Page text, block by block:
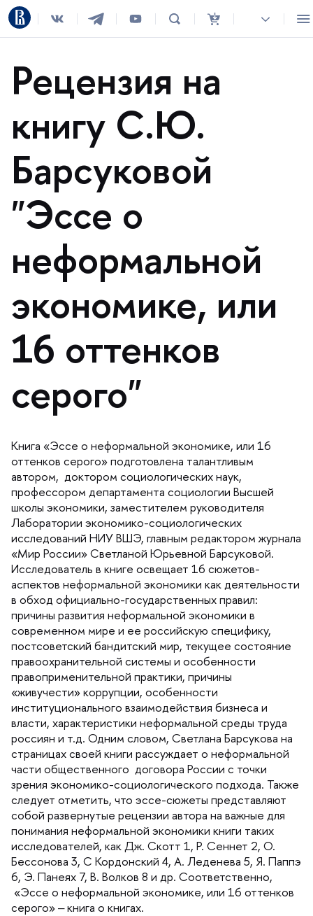
Рецензия на
книгу С.Ю.
Барсуковой
"Эссе о
неформальной
экономике, или
16 оттенко
серого"
Книга «Эссе о неформальной экономике, или 16
оттенков серого» подготовлена талантливым
автором, доктором социологических наук,
профессором департамента социологии Высшей
школы экономики, заместителем руководителя
Лаборатории экономико-социологических
исследований НИУ ВШЭ, главным редактором журнала
«Мир России» Светланой Юрьевной Барсуковой.
Исследователь в книге освещает 16 сюжетов-
аспектов неформальной экономики как деятельности
обход официально-государственных правил:
причины развития неформальной экономики
современном мире и ее российскую специфику,
постсоветский бандитский мир, текущее состояние
правоохранительной системы и особенности
правоприменительной практики, причины
«живучести» коррупции, особенности
институционального взаимодействия бизнеса и
ласти, характеристики неформальной среды труда
россиян и т.д. Одним словом, Светлана Барсукова на
страницах своей книги рассуждает о неформальной
части общественного договора России с точки
зрения экономико-социологического подхода. Также
следует отметить, что эссе-сюжеты представляют
собой развернутые рецензии автора на важные для
понимания неформальной экономики книги таких
исследователей, как Дж. Скотт 1, Р. Сеннет 2, О.
Бессонова 3, С Кордонский 4, А. Леденева 5, Я. Паппэ
6, Э. Панеях 7, В. Волков 8 и др. Соответственно,
«Эссе о неформальной экономике, или 16 оттенко
серого» ‒ книга о книгах.